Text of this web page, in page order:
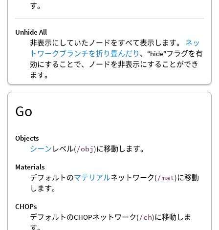
す。
Unhide All
非表示にしていたノードをすべて表示します。 ネッ
トワークブランチを折り畳んだり 、“hide”フラグを有
効にすることで、ノードを非表示にすることができ
ます。
Go
Objects
シーン レベル(/obj)に移動します。
Materials
デフォルトのマテリアルネットワーク(/mat)に移動
します。
CHOPs
デフォルトのCHOPネットワーク(/ch)に移動しま
す。